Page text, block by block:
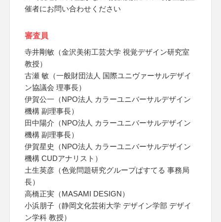
催者にお問い合わせください
審査員
寺井剛敏（金沢美術工芸大学 視覚デザイン研究室
教授）
古瀬 敏（一般財団法人 国際ユニヴァーサルデザイ
ン協議会 理事長）
伊賀公一（NPO法人 カラーユニバーサルデザイン
機構 副理事長）
田中陽介（NPO法人 カラーユニバーサルデザイン
機構 副理事長）
伊賀星史（NPO法人 カラーユニバーサルデザイン
機構 CUDアナリスト）
土生英彦（色覚問題研究グループぱすてる 事務局
長）
高橋正実（MASAMI DESIGN）
小浜朋子（静岡文化芸術大学 デザイン学部 デザイ
ン学科 教授）